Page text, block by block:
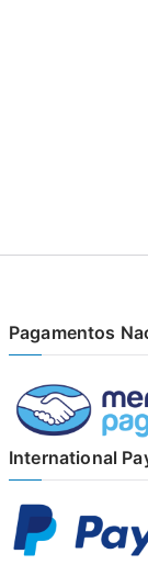
Pagamentos
International